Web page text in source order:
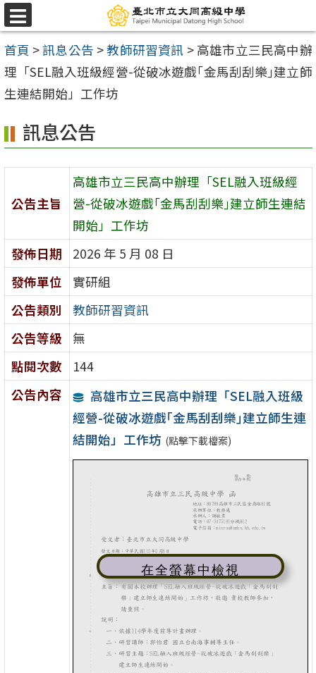
跳
至
主
要
內
區
選
單
首頁 >訊息公告 >教師研習資訊 > 高雄市立三民高中辦
理「SEL融入班級經營-從破冰遊戲｢金馬刮刮樂｣建立師
生連結開始」工作坊
訊息公告
公告主旨
高雄市立三民高中辦理「SEL融入班級經
營-從破冰遊戲｢金馬刮刮樂｣建立師生連結
開始」工作坊
發佈日期
2026 年 5 月 08 日
發佈單位
實研組
公告類別
教師研習資訊
公告等級
無
點閱次數
144
公告內容
高雄市立三民高中辦理「SEL融入班級
經營-從破冰遊戲｢金馬刮刮樂｣建立師生連
結開始」工作坊 (點擊下載檔案)
在全螢幕中檢視